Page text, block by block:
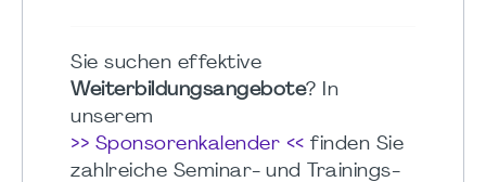
Sie suchen effektive
Weiterbildungsangebote? In
unserem
>> Sponsorenkalender << finden Sie
zahlreiche Seminar- und Trainings-